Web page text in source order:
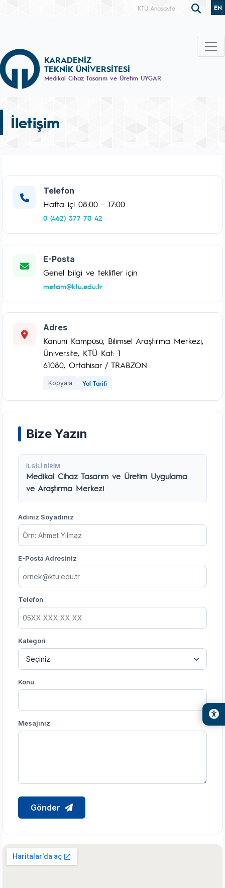
KTÜ Anasayfa EN
KARADENİZ
TEKNİK ÜNİVERSİTESİ
Medikal Cihaz Tasarım ve Üretim UYGAR
İletişim
Telefon
Hafta içi 08:00 - 17:00
0 (462) 377 70 42
E-Posta
Genel bilgi ve teklifler için
metam@ktu.edu.tr
Adres
Kanuni Kampüsü, Bilimsel Araştırma Merkezi,
Üniversite, KTÜ Kat: 1
61080, Ortahisar / TRABZON
Kopyala Yol Tarifi
Bize Yazın
İLGİLİ BİRİM
Medikal Cihaz Tasarım ve Üretim Uygulama
ve Araştırma Merkezi
Adınız Soyadınız
E-Posta Adresiniz
Telefon
Kategori
Konu
Mesajınız
Gönder